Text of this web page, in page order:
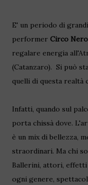
E' un periodo di
performer Circo
regalare energia
(Catanzaro). Si può
quelli di questa realtà
Infatti, quando sul
porta chissà dove.
è un mix di bellezza,
straordinari. Ma chi
Ballerini, attori, effetti
ogni genere,